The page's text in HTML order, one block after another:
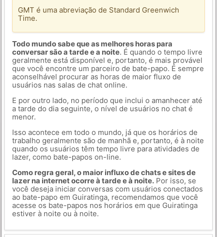
GMT é uma abreviação de Standard Greenwich
Time.
Todo mundo sabe que as melhores horas para
conversar são a tarde e a noite. É quando o tempo livre
geralmente está disponível e, portanto, é mais provável
que você encontre um parceiro de bate-papo. É sempre
aconselhável procurar as horas de maior fluxo de
usuários nas salas de chat online.
E por outro lado, no período que inclui o amanhecer até
a tarde do dia seguinte, o nível de usuários no chat é
menor.
Isso acontece em todo o mundo, já que os horários de
trabalho geralmente são de manhã e, portanto, é à noite
quando os usuários têm tempo livre para atividades de
lazer, como bate-papos on-line.
Como regra geral, o maior influxo de chats e sites de
lazer na internet ocorre à tarde e à noite.Por isso, se
você deseja iniciar conversas com usuários conectados
ao bate-papo em Guiratinga, recomendamos que você
acesse os bate-papos nos horários em que Guiratinga
estiver à noite ou à noite.